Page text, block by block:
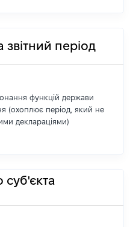
звітний період
функцій держави
(охоплює період, який не
деклараціями)
суб'єкта